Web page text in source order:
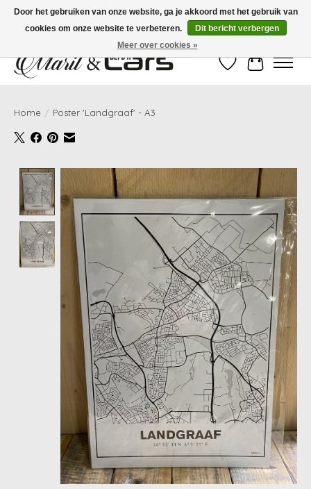
Gratis verzending vanaf €99,- | Voor 16:00 uur besteld, vandaag verzonden!
Verlanglijst
Home / Poster 'Landgraaf' - A3
Product image slideshow Items
Door het gebruiken van onze website, ga je akkoord met het gebruik van
cookies om onze website te verbeteren.
Dit bericht verbergen
Meer over cookies »